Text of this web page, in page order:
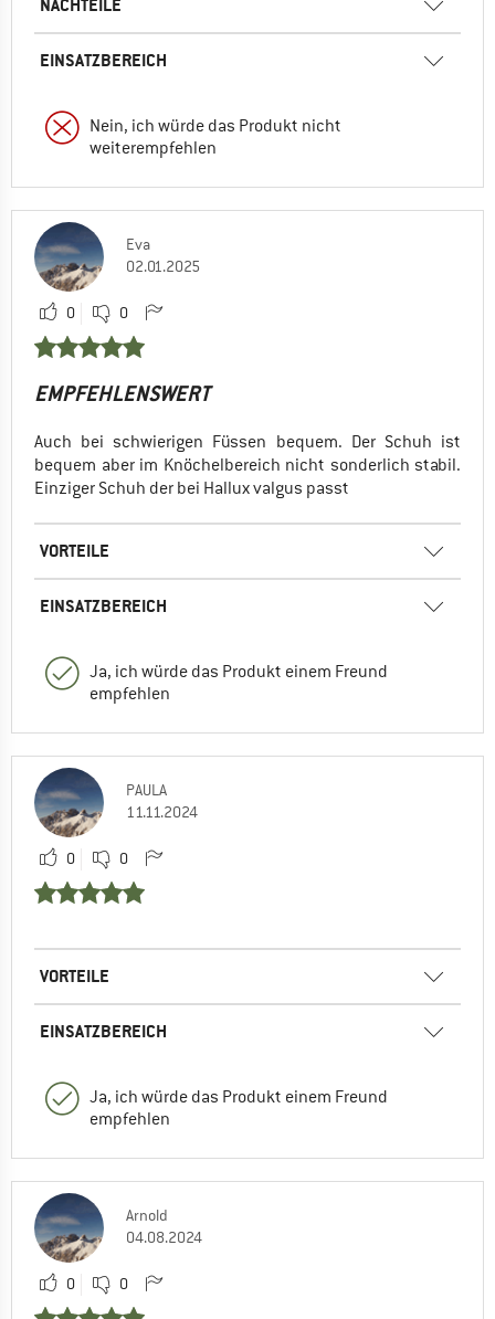
NACHTEILE
EINSATZBEREICH
Nein, ich würde das Produkt nicht
weiterempfehlen
Eva
02.01.2025
0 0
EMPFEHLENSWERT
Auch bei schwierigen Füssen bequem. Der Schuh ist
bequem aber im Knöchelbereich nicht sonderlich stabil.
Einziger Schuh der bei Hallux valgus passt
VORTEILE
EINSATZBEREICH
Ja, ich würde das Produkt einem Freund
empfehlen
PAULA
11.11.2024
0 0
VORTEILE
EINSATZBEREICH
Ja, ich würde das Produkt einem Freund
empfehlen
Arnold
04.08.2024
0 0